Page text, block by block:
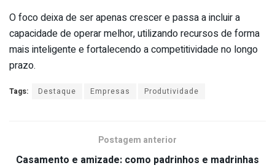
O foco deixa de ser apenas crescer e passa a incluir a
capacidade de operar melhor, utilizando recursos de forma
mais inteligente e fortalecendo a competitividade no longo
prazo.
Tags: Destaque Empresas Produtividade
Postagem anterior
Casamento e amizade: como padrinhos e madrinhas